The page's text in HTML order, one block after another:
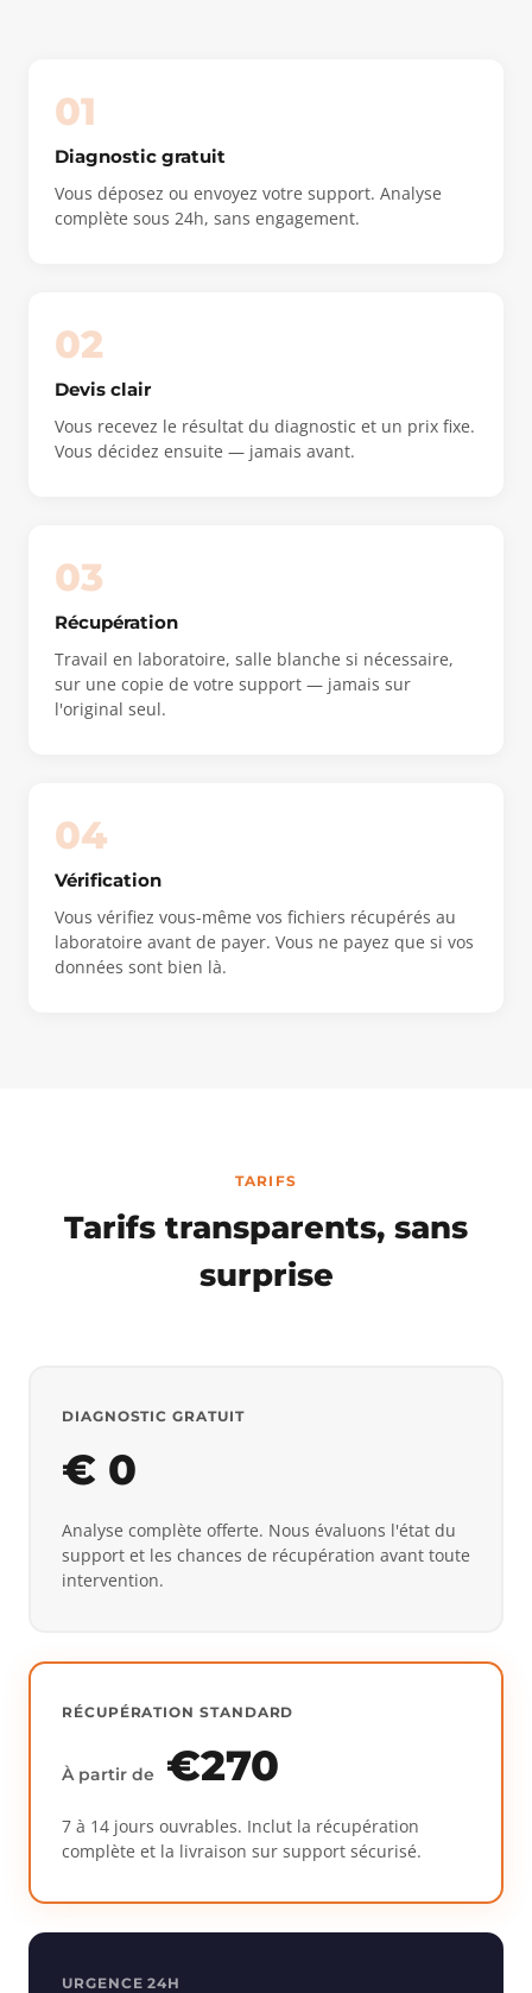
01
Diagnostic gratuit
Vous déposez ou envoyez votre support. Analyse
complète sous 24h, sans engagement.
02
Devis clair
Vous recevez le résultat du diagnostic et un prix fixe.
Vous décidez ensuite — jamais avant.
03
Récupération
Travail en laboratoire, salle blanche si nécessaire,
sur une copie de votre support — jamais sur
l'original seul.
04
Vérification
Vous vérifiez vous-même vos fichiers récupérés au
laboratoire avant de payer. Vous ne payez que si vos
données sont bien là.
TARIFS
Tarifs transparents, sans
surprise
DIAGNOSTIC GRATUIT
€ 0
Analyse complète offerte. Nous évaluons l'état du
support et les chances de récupération avant toute
intervention.
RÉCUPÉRATION STANDARD
À partir de €270
7 à 14 jours ouvrables. Inclut la récupération
complète et la livraison sur support sécurisé.
URGENCE 24H